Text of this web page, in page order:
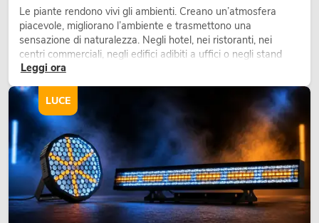
Le piante rendono vivi gli ambienti. Creano un’atmosfera
piacevole, migliorano l’ambiente e trasmettono una
sensazione di naturalezza. Negli hotel, nei ristoranti, nei
centri commerciali, negli edifici adibiti a uffici o negli stand
fieristici, una vegetazione di alta qualità è ormai parte
integrante dei moderni progetti di arredamento.
Leggi ora
LUCE